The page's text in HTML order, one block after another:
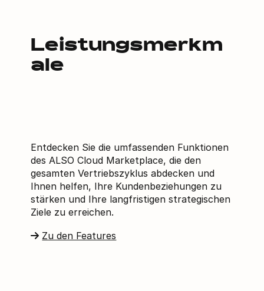
Leistungsmerkm
ale
Entdecken Sie die umfassenden Funktionen
des ALSO Cloud Marketplace, die den
gesamten Vertriebszyklus abdecken und
Ihnen helfen, Ihre Kundenbeziehungen zu
stärken und Ihre langfristigen strategischen
Ziele zu erreichen.
Zu den Features